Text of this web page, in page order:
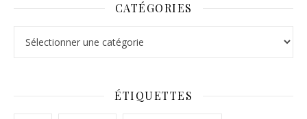
CATÉGORIES
ÉTIQUETTES